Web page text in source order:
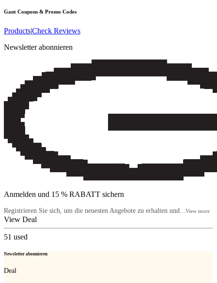
Gant Coupons & Promo Codes
Products|Check Reviews
Newsletter abonnieren
Anmelden und 15 % RABATT sichern
Registrieren Sie sich, um die neuesten Angebote zu erhalten und...View more
View Deal
51 used
Newsletter abonnieren
Deal